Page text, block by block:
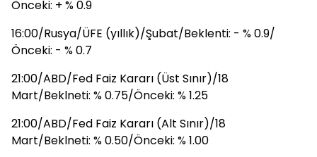
Önceki: + % 0.9
16:00/Rusya/ÜFE (yıllık)/Şubat/Beklenti: - % 0.9/
Önceki: - % 0.7
21:00/ABD/Fed Faiz Kararı (Üst Sınır)/18
Mart/Beklneti: % 0.75/Önceki: % 1.25
21:00/ABD/Fed Faiz Kararı (Alt Sınır)/18
Mart/Beklneti: % 0.50/Önceki: % 1.00